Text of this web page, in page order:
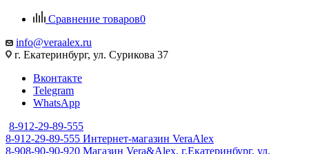
Сравнение товаров0
info@veraalex.ru
г. Екатеринбург, ул. Сурикова 37
Вконтакте
Telegram
WhatsApp
8-912-29-89-555
8-912-29-89-555 Интернет-магазин VeraAlex
8-908-90-90-920 Магазин Vera&Alex, г.Екатеринбург, ул.